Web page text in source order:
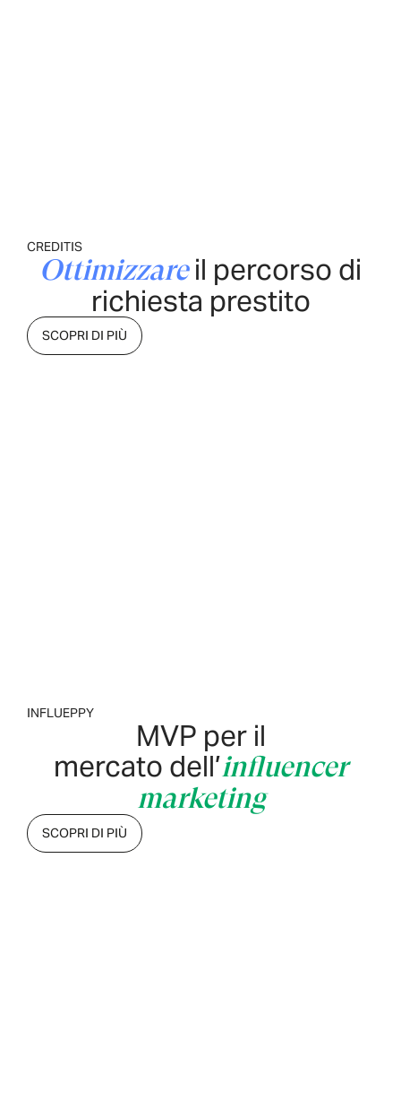
CREDITIS
Ottimizzareil percorso di
richiesta prestito
SCOPRI DI PIÙ
INFLUEPPY
MVP per il
mercato dell’influencer
marketing
SCOPRI DI PIÙ